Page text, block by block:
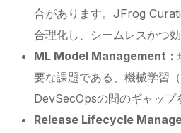
合があります。JFrog
合理化し、シームレスかつ効
ML Model Management：
要な課題である、機械学習
DevSecOpsの間のギャップ
Release Lifecycle